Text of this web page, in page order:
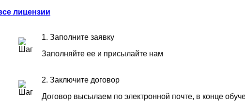
лицензии
1. Заполните заявку
Заполняйте ее и присылайте нам
2. Заключите договор
Договор высылаем по электронной почте, в конце